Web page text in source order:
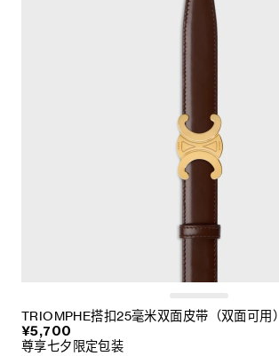
TRIOMPHE搭扣25毫米双面皮带（双面可用）
¥5,700
尊享七夕限定包装